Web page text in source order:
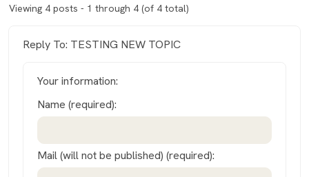
Viewing 4 posts - 1 through 4 (of 4 total)
Reply To: TESTING NEW TOPIC
Your information:
Name (required):
Mail (will not be published) (required):